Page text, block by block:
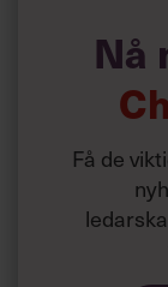
fram ditt
det resultat
Nå
Få de